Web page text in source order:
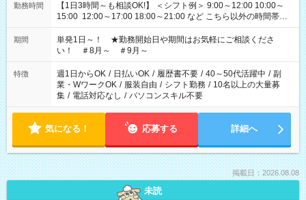
勤務時間
【1日3時間～も相談OK!】 ＜シフト例＞ 9:00～12:00 10:00～
15:00 12:00～17:00 18:00～21:00 など こちら以外の時間帯も
お気軽にご相談ください！
期間
単発1日～！ ★勤務開始日や期間はお気軽にご相談くださ
い！ ＃8月～ ＃9月～
特徴 週1日からOK / 日払いOK / 履歴書不要 / 40～50代活躍中 / 副
業・WワークOK / 服装自由 / シフト勤務 / 10名以上の大量募
集 / 電話対応なし / パソコンスキル不要
気になる！ 応募する 詳細へ
掲載日：2026.08.08
未読